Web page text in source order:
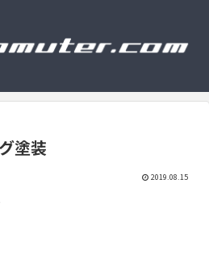
塗装
2019.08.15